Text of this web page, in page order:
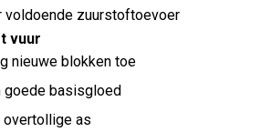
voldoende zuurstoftoevoer
vuur
nieuwe blokken toe
goede basisgloed
overtollige as